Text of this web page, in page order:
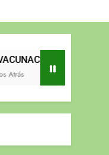
Y LLEGA